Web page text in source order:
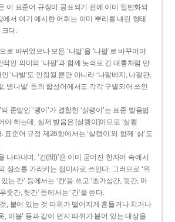
이 표준어 규정이 공표되기 전에 이미 일반화되
에서 여기 예시한 어휘는 이미 뿌리를 내린 형태
크다.
로 바뀌었으나 모든 ‘나발’을 ‘나팔’로 바꾸어야
인 의미의 ‘나팔’과 함께 놋쇠로 긴 대롱처럼 만
‘나발’도 인정될 뿐만 아니라 ‘나팔바지, 나팔관,
, 병나발’ 등의 합성어에서도 각각 구별되어 쓰인
준말인 ‘괭이’가 결합한 ‘삵괭이’는 표준 발음법
야 하는데, 실제 발음은 [살쾡이]이므로 ‘살쾡
표준어 규정 제26항에서는 ‘살쾡이’와 함께 ‘삵’도
나타내며, ‘간(間)’은 이미 굳어진 한자어 속에서
장소를 가리키는 접미사로 쓰인다. 그러므로 ‘위
는 칸’ 등에서는 ‘칸’을 쓰고 ‘초가삼간, 뒷간, 마
줏간, 헛간’ 등에서는 ‘간’을 쓴다.
, 붙어 있는 것 따위가 떨어지게 흔들거나 치거나
, 이불’ 등과 같이 먼지 따위가 붙어 있는 대상을